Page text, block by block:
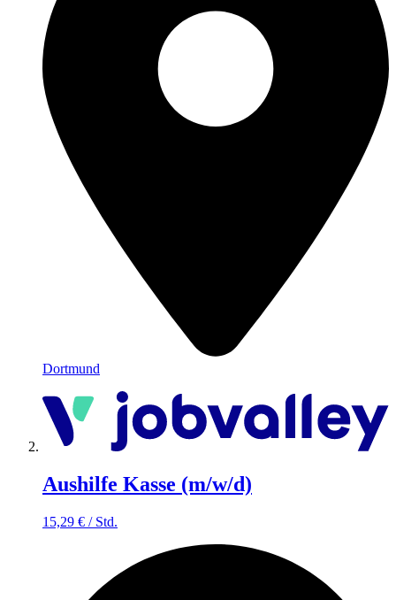
Dortmund
Aushilfe Kasse (m/w/d)
15,29 € / Std.